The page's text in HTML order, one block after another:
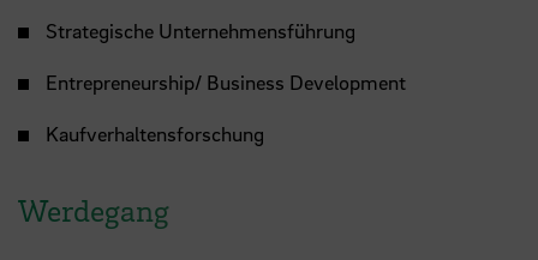
Strategische Unternehmensführung
Entrepreneurship/ Business Development
Kaufverhaltensforschung
Werdegang